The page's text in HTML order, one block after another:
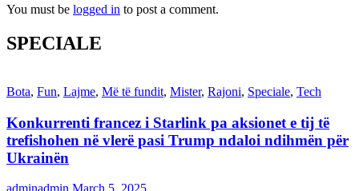
You must be logged in to post a comment.
SPECIALE
Bota, Fun, Lajme, Më të fundit, Mister, Rajoni, Speciale, Tech
Konkurrenti francez i Starlink pa aksionet e tij të
trefishohen në vlerë pasi Trump ndaloi ndihmën për
Ukrainën